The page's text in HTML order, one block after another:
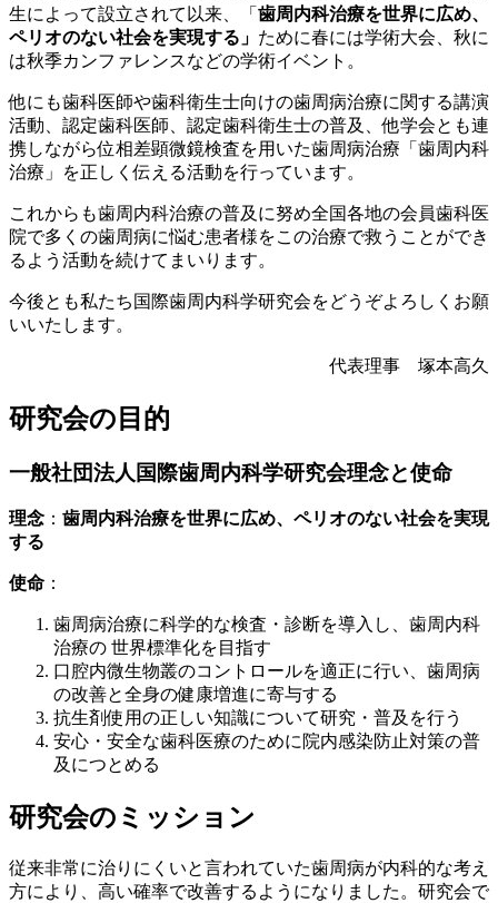
生によって設立されて以来、「 歯周内科治療を世界に広め、
ペリオのない社会を実現する」 ために春には学術大会、秋に
は秋季カンファレンスなどの学術イベント。
他にも歯科医師や歯科衛生士向けの歯周病治療に関する講演
活動、認定歯科医師、認定歯科衛生士の普及、他学会とも連
携しながら位相差顕微鏡検査を用いた歯周病治療「歯周内科
治療」を正しく伝える活動を行っています。
これからも歯周内科治療の普及に努め全国各地の会員歯科医
院で多くの歯周病に悩む患者様をこの治療で救うことができ
るよう活動を続けてまいります。
今後とも私たち国際歯周内科学研究会をどうぞよろしくお願
いいたします。
代表理事 塚本高久
研究会の目的
一般社団法人国際歯周内科学研究会理念と使命
理念 ： 歯周内科治療を世界に広め、ペリオのない社会を実現
する
使命 ：
歯周病治療に科学的な検査・診断を導入し、歯周内科
治療の 世界標準化を目指す
口腔内微生物叢のコントロールを適正に行い、歯周病
の改善と全身の健康増進に寄与する
抗生剤使用の正しい知識について研究・普及を行う
安心・安全な歯科医療のために院内感染防止対策の普
及につとめる
研究会のミッション
従来非常に治りにくいと言われていた歯周病が内科的な考え
方により、高い確率で改善するようになりました。研究会で